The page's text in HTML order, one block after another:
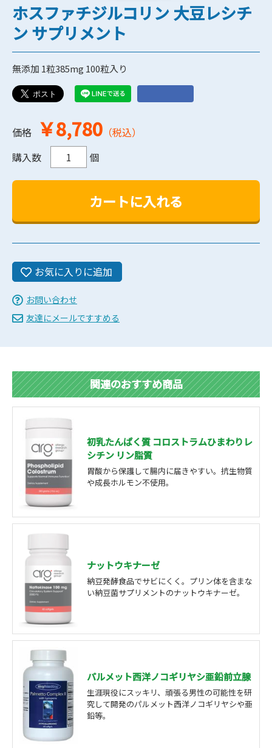
ホスファチジルコリン 大豆レシチ
ン サプリメント
無添加 1粒385mg 100粒入り
価格 ￥8,780 （税込）
購入数
個
お気に入りに追加
お問い合わせ
友達にメールですすめる
関連のおすすめ商品
初乳たんぱく質 コロストラムひまわりレ
シチン リン脂質
胃酸から保護して腸内に届きやすい。抗生物質
や成長ホルモン不使用。
ナットウキナーゼ
納豆発酵食品でサビにくく。プリン体を含まな
い納豆菌サプリメントのナットウキナーゼ。
パルメット西洋ノコギリヤシ亜鉛前立腺
生涯現役にスッキリ、頑張る男性の可能性を研
究して開発のパルメット西洋ノコギリヤシや亜
鉛等。